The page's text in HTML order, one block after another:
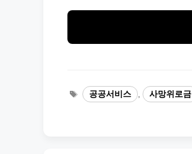
태
그
공공서비스 , 사망위로금